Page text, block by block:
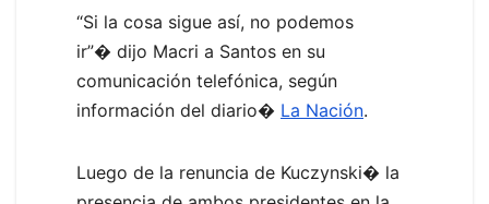
“Si la cosa sigue así, no podemos
ir”� dijo Macri a Santos en su
comunicación telefónica, según
información del diario� La Nación.
Luego de la renuncia de Kuczynski� la